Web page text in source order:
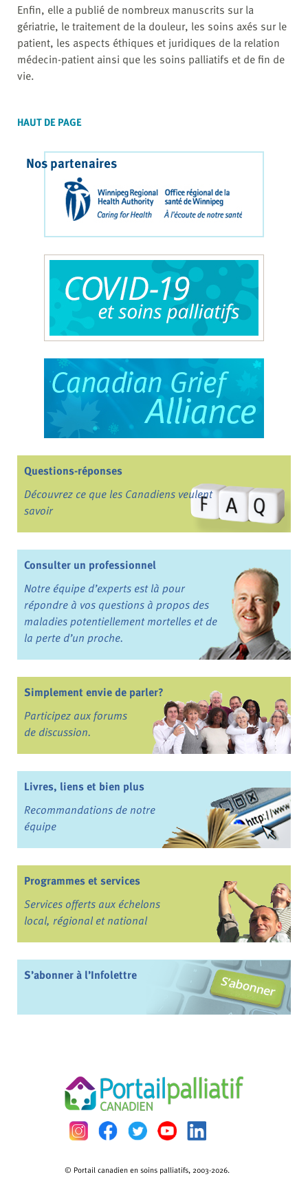
Enfin, elle a publié de nombreux manuscrits sur la
gériatrie, le traitement de la douleur, les soins axés sur le
patient, les aspects éthiques et juridiques de la relation
médecin-patient ainsi que les soins palliatifs et de fin de
vie.
HAUT DE PAGE
Nos partenaires
Questions-réponses
Découvrez ce que les Canadiens veulent
savoir
Consulter un professionnel
Notre équipe d’experts est là pour
répondre à vos questions à propos des
maladies potentiellement mortelles et de
la perte d’un proche.
Simplement envie de parler?
Participez aux forums
de discussion.
Livres, liens et bien plus
Recommandations de notre
équipe
Programmes et services
Services offerts aux échelons
local, régional et national
S’abonner à l’Infolettre
© Portail canadien en soins palliatifs, 2003-2026.